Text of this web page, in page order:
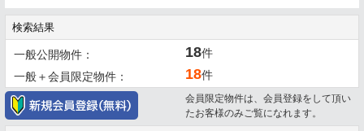
検索結果
一般公開物件： 18件
一般＋会員限定物件：
18件
会員限定物件は、会員登録をして頂い
たお客様のみご覧になれます。